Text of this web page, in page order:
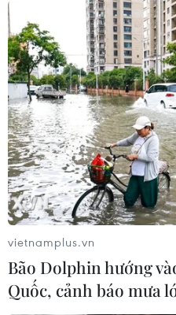
Macedonia chính
hòa Bắc Macedonia
12/02/2019 22:56
Chính phủ Macedonia
này và Hy Lạp đổi tên
Macedonia bắt đầu có
vietnamplus.vn
Bão Dolphin hướng
Quốc, cảnh báo mưa